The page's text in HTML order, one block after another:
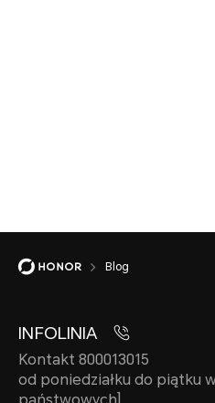
Blog
INFOLINIA
Kontakt 800013015
od poniedziałku do piątku
państwowych]